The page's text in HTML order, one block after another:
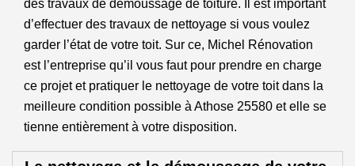
des travaux de démoussage de toiture. Il est important
d’effectuer des travaux de nettoyage si vous voulez
garder l’état de votre toit. Sur ce, Michel Rénovation
est l’entreprise qu’il vous faut pour prendre en charge
ce projet et pratiquer le nettoyage de votre toit dans la
meilleure condition possible à Athose 25580 et elle se
tienne entièrement à votre disposition.